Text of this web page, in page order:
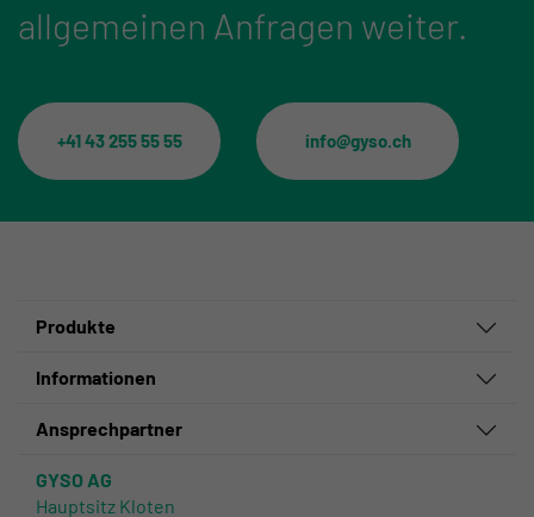
allgemeinen Anfragen weiter.
+41 43 255 55 55 info@gyso.ch
Produkte
Informationen
Ansprechpartner
GYSO AG
Hauptsitz Kloten